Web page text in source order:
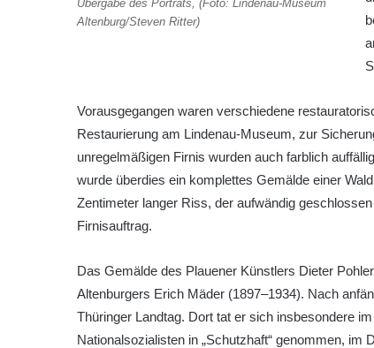
Übergabe des Porträts, (Foto: Lindenau-Museum
Altenburg/Steven Ritter)
Vorausgegangen waren verschiedene
Restaurierung am Lindenau-Museum, zur
unregelmäßigen Firnis wurden auch farblich
wurde überdies ein komplettes Gemälde einer
Zentimeter langer Riss, der aufwändig
Firnisauftrag.
Das Gemälde des Plauener Künstlers Dieter
Altenburgers Erich Mäder (1897–1934). Nach
Thüringer Landtag. Dort tat er sich insbesondere
Nationalsozialisten in „Schutzhaft“ genommen,